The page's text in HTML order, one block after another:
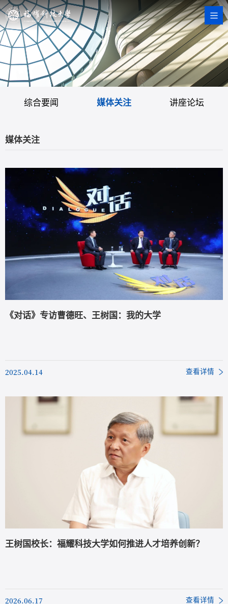
综合要闻 媒体关注 讲座论坛
媒体关注
《对话》专访曹德旺、王树国：我的大学
2025.04.14 查看详情
王树国校长：福耀科技大学如何推进人才培养创新？
2026.06.17 查看详情